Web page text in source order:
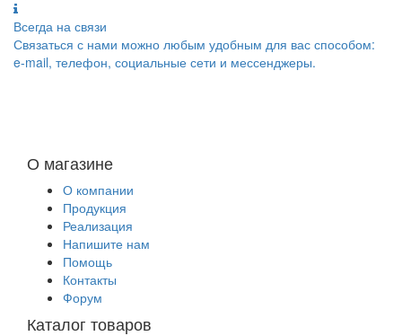
Всегда на связи
Связаться с нами можно любым удобным для вас способом:
e-mail, телефон, социальные сети и мессенджеры.
О магазине
О компании
Продукция
Реализация
Напишите нам
Помощь
Контакты
Форум
Каталог товаров